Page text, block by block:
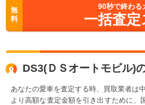
無
料
90秒で終わる
一括査定
DS3(ＤＳオートモビル)
あなたの愛車を査定する時、買取業者は
より高額な査定金額を引き出すために、